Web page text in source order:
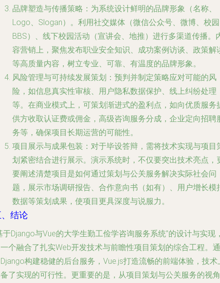
品牌塑造与传播策略 ：为系统设计鲜明的品牌形象（名称、
Logo、Slogan）。利用社交媒体（微信公众号、微博、校园
BBS）、线下校园活动（宣讲会、地推）进行多渠道传播。
容营销上，聚焦发布职业安全知识、成功案例访谈、政策解
等高质量内容，树立专业、可靠、有温度的品牌形象。
风险管理与可持续发展策划 ：预判并制定策略应对可能的风
险，如信息真实性审核、用户隐私数据保护、线上纠纷处理
等。在商业模式上，可策划渐进式的盈利点，如向优质服务
供方收取认证费或佣金，高级咨询服务分成，企业定向招聘
务等，确保项目长期运营的可能性。
项目展示与成果包装 ：对于毕设答辩，需将技术实现与项目
划紧密结合进行展示。演示系统时，不仅要突出技术亮点，
要阐述清楚项目是如何通过策划与公关服务解决实际社会问
题，展示市场调研报告、合作意向书（如有）、用户增长模
数据等策划成果，使项目更具深度与说服力。
结论
于Django与Vue的大学生勤工俭学咨询服务系统”的设计与实现
个融合了扎实Web开发技术与前瞻性项目策划的综合工程。通
构建稳健的后台服务，Vue.js打造流畅的前端体验，技术
了实现的可行性。更重要的是，从项目策划与公关服务的视角